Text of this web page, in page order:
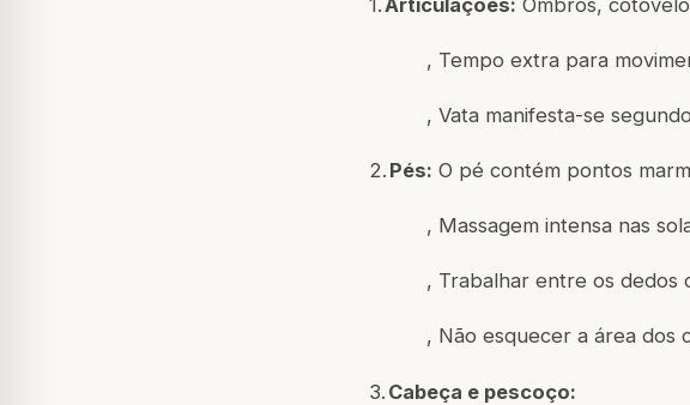
, Tempo extra para
, Vata manifesta-se
2. Pés: O pé contém pontos
, Massagem intensa nas
, Trabalhar entre os dedos
, Não esquecer a área dos
3. Cabeça e pescoço: